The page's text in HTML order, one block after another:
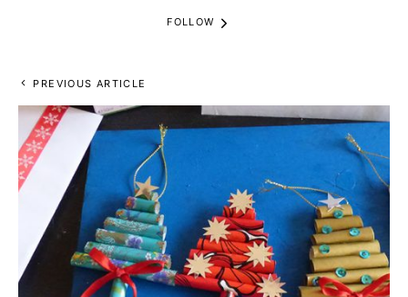
FOLLOW
PREVIOUS ARTICLE